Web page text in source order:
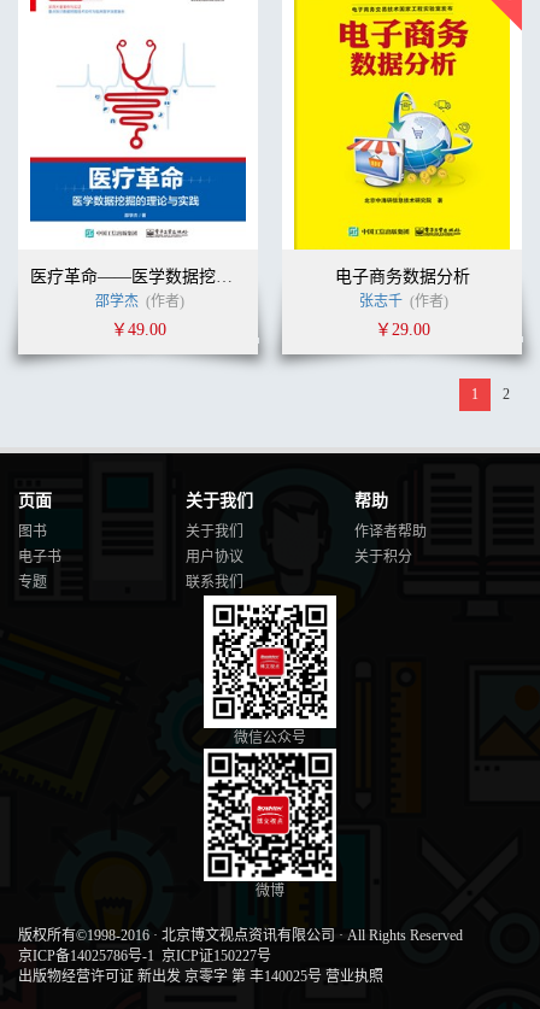
医疗革命——医学数据挖掘的理论与实践
邵学杰 (作者)
￥49.00
电子商务数据分析
张志千 (作者)
￥29.00
1 2
页面
图书
电子书
专题
关于我们
关于我们
用户协议
联系我们
帮助
作译者帮助
关于积分
微信公众号
微博
版权所有©1998-2016 · 北京博文视点资讯有限公司 · All Rights Reserved
京ICP备14025786号-1 京ICP证150227号
出版物经营许可证 新出发 京零字 第 丰140025号 营业执照